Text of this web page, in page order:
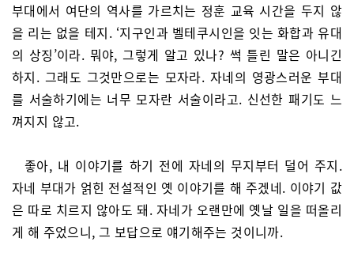
부대에서 여단의 역사를 가르치는 정훈 교육 시간을 두지 않
을 리는 없을 테지. ‘지구인과 벨테쿠시인을 잇는 화합과 유대
의 상징’이라. 뭐야, 그렇게 알고 있나? 썩 틀린 말은 아니긴
하지. 그래도 그것만으로는 모자라. 자네의 영광스러운 부대
를 서술하기에는 너무 모자란 서술이라고. 신선한 패기도 느
껴지지 않고.
좋아, 내 이야기를 하기 전에 자네의 무지부터 덜어 주지.
자네 부대가 얽힌 전설적인 옛 이야기를 해 주겠네. 이야기 값
은 따로 치르지 않아도 돼. 자네가 오랜만에 옛날 일을 떠올리
게 해 주었으니, 그 보답으로 얘기해주는 것이니까.